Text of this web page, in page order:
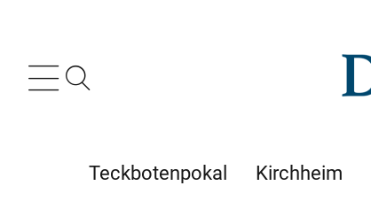
Teckbotenpokal Kirchheim